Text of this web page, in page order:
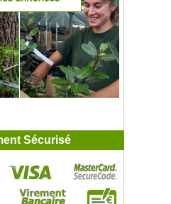
Sécurisé